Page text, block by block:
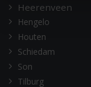
Heerenveen
Hengelo
Houten
Schiedam
Son
Tilburg